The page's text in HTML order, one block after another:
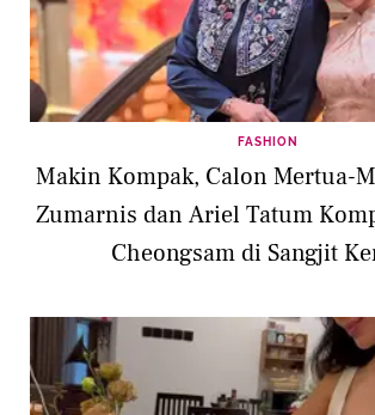
FASHION
Makin Kompak, Calon Mertua-
Zumarnis dan Ariel Tatum
Cheongsam di Sangjit